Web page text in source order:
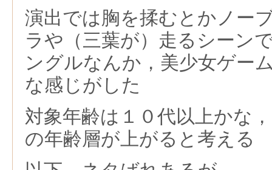
演出では胸を揉むとかノー
ラや（三葉が）走るシーン
ングルなんか，美少女ゲー
な感じがした
対象年齢は１０代以上かな
の年齢層が上がると考える